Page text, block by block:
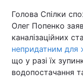
Голова Спілки
Олег Попенко
каналізаційних
непридатним для
що у разі їх
водопостачання